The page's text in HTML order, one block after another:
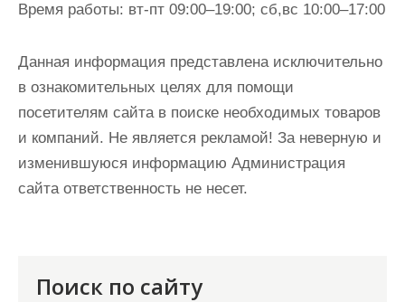
Время работы: вт-пт 09:00–19:00; сб,вс 10:00–17:00
Данная информация представлена исключительно
в ознакомительных целях для помощи
посетителям сайта в поиске необходимых товаров
и компаний. Не является рекламой! За неверную и
изменившуюся информацию Администрация
сайта ответственность не несет.
Поиск по сайту